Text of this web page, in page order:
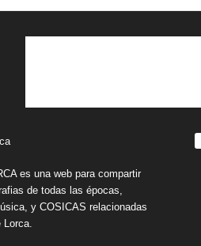
es una web para compartir
de todas las épocas,
y COSICAS relacionadas
Lorca.